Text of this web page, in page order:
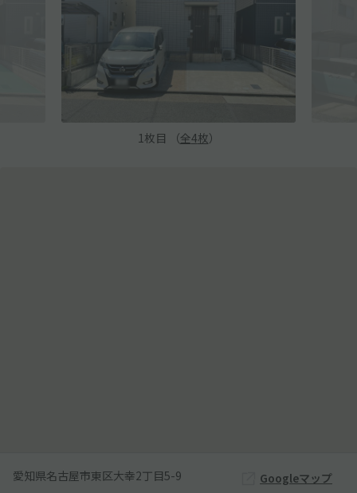
1 枚目 （全4枚）
愛知県名古屋市東区大幸2丁目5-9 Googleマップ